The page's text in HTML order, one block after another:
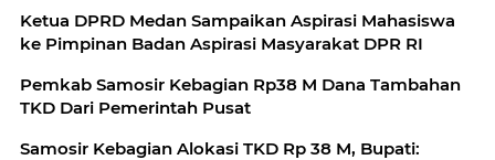
Ketua DPRD Medan Sampaikan Aspirasi Mahasiswa
ke Pimpinan Badan Aspirasi Masyarakat DPR RI
Pemkab Samosir Kebagian Rp38 M Dana Tambahan
TKD Dari Pemerintah Pusat
Samosir Kebagian Alokasi TKD Rp 38 M, Bupati: